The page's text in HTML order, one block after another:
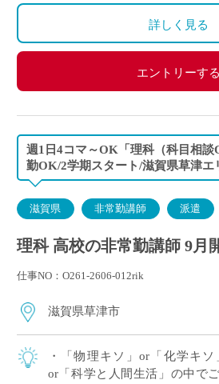
詳しく見る
エントリーする
週1日4コマ～OK「理科（科目相談
勤OK/2学期スタート/滋賀県草津エ
滋賀県 非常勤講師 派遣
理科 高校の非常勤講師 9月
仕事NO：O261-2606-012rik
滋賀県草津市
・「物理キソ」or「化学キソ
or「科学と人間生活」の中で